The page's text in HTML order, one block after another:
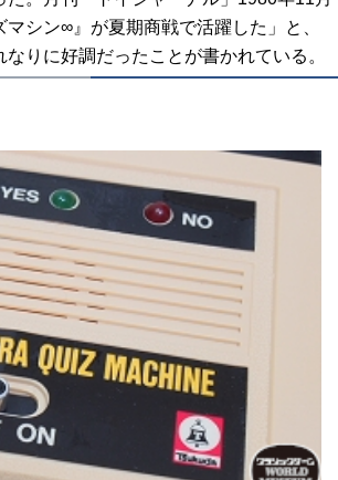
シン∞』が夏期商戦で活躍した」と、
りに好調だったことが書かれている。